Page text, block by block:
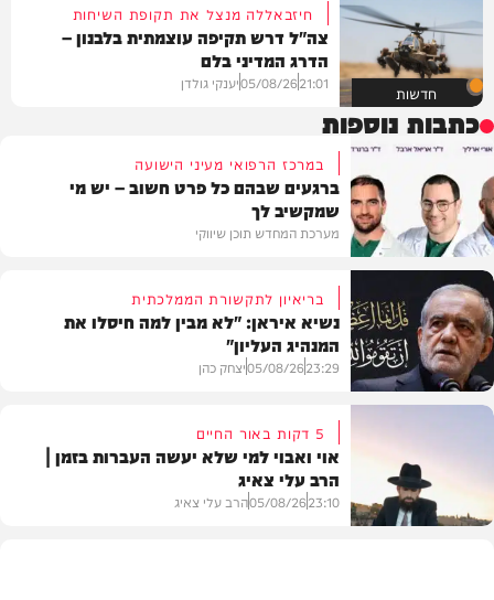
חדשות
חיזבאללה מנצל את תקופת השיחות
צה"ל דרש תקיפה עוצמתית בלבנון –
הדרג המדיני בלם
21:01
05/08/26יענקי גולדן
כתבות נוספות
תוכן שיווקי
במרכז הרפואי מעיני הישועה
ברגעים שבהם כל פרט חשוב – יש מי
שמקשיב לך
מערכת המחדש תוכן שיווקי
בעולם
בריאיון לתקשורת הממלכתית
נשיא איראן: "לא מבין למה חיסלו את
המנהיג העליון"
23:29
05/08/26יצחק כהן
5 דקות באור החיים
אוי ואבוי למי שלא יעשה העברות בזמן |
הרב עלי צאיג
23:10
05/08/26הרב עלי צאיג